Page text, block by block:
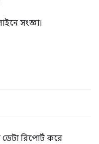
সংজ্ঞা।
ডেটা রিপোর্ট করে